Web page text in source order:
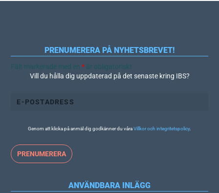
PRENUMERERA PÅ NYHETSBREVET!
Fält markerade med en* är obligatoriskt
Vill du hålla dig uppdaterad på det senaste kring IBS?
Genom att klicka på anmäl dig godkänner du våraVillkor och integritetspolicy.
ANVÄNDBARA INLÄGG